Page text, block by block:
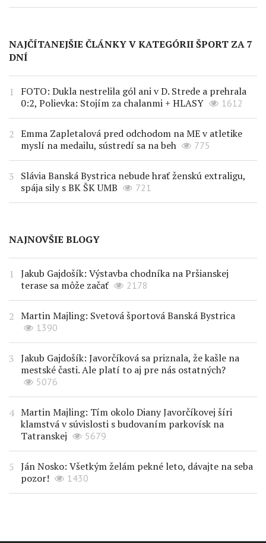
NAJČÍTANEJŠIE ČLÁNKY V KATEGÓRII ŠPORT ZA 7
DNÍ
FOTO: Dukla nestrelila gól ani v D. Strede a prehrala
0:2, Polievka: Stojím za chalanmi + HLASY
1612
Emma Zapletalová pred odchodom na ME v atletike
myslí na medailu, sústredí sa na beh
775
Slávia Banská Bystrica nebude hrať ženskú extraligu,
spája sily s BK ŠK UMB
721
NAJNOVŠIE BLOGY
Jakub Gajdošík: Výstavba chodníka na Pršianskej
terase sa môže začať
2178
Martin Majling: Svetová športová Banská Bystrica
1390
Jakub Gajdošík: Javorčíková sa priznala, že kašle na
mestské časti. Ale platí to aj pre nás ostatných?
5076
Martin Majling: Tím okolo Diany Javorčíkovej šíri
klamstvá v súvislosti s budovaním parkovísk na
Tatranskej
5679
Ján Nosko: Všetkým želám pekné leto, dávajte na seba
pozor!
1430